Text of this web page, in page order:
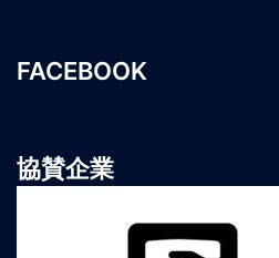
FACEBOOK
協賛企業